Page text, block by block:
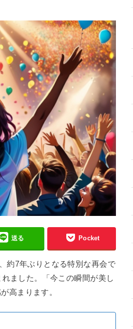
送る Pocket
約7年ぶりとなる特別な再会で
ました。「今この瞬間が美し
高まります。